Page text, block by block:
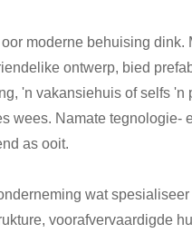
moderne behuising dink.
ontwerp, bied
'n vakansiehuis of selfs 'n
wees. Namate tegnologie-
as ooit.
wat
voorafvervaardigde